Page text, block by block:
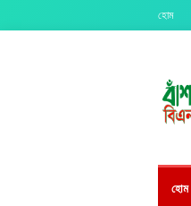
হোম
হোম